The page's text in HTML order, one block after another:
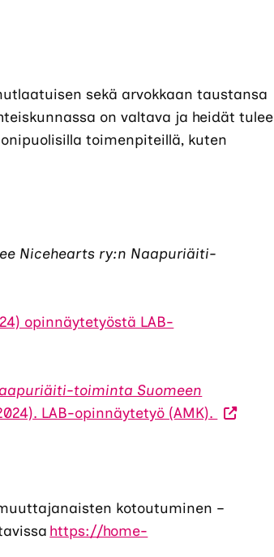
sekä arvokkaan taustansa
on valtava ja heidät tulee
toimenpiteillä, kuten
Nicehearts ry:n Naapuriäiti-
opinnäytetyöstä LAB-
toiminta Suomeen
LAB-opinnäytetyö (AMK).
kotoutuminen –
https://home-